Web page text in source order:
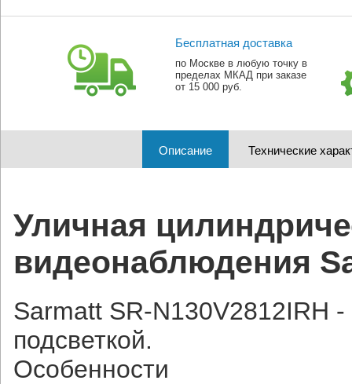
Бесплатная доставка
по Москве в любую точку в
пределах МКАД при заказе
от 15 000 руб.
Описание Технические
Уличная
видеонаблюдения
Sarmatt SR-N130V2812IRH
подсветкой.
Особенности